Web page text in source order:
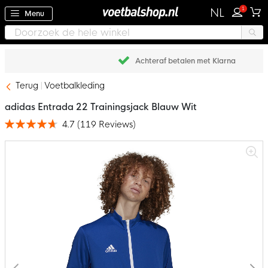
Menu NL 1
Achteraf betalen met Klarna
Terug Voetbalkleding
adidas Entrada 22 Trainingsjack Blauw Wit
Waardering: 4.7 (119 Reviews)